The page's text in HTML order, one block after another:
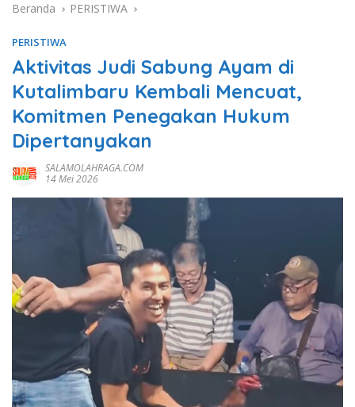
Beranda PERISTIWA
PERISTIWA
Aktivitas Judi Sabung Ayam di
Kutalimbaru Kembali Mencuat,
Komitmen Penegakan Hukum
Dipertanyakan
SALAMOLAHRAGA.COM
14 Mei 2026